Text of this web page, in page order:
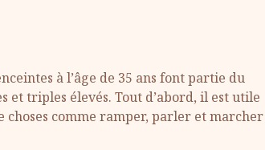
à l’âge de 35 ans font partie du
et triples élevés. Tout d’abord, il est utile
comme ramper, parler et marcher